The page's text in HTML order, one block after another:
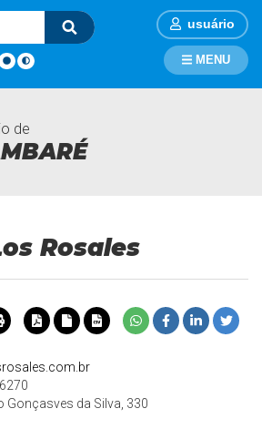
usuário
de
MENU
Página Inicial
Rosales
Gonçasves da Silva, 330